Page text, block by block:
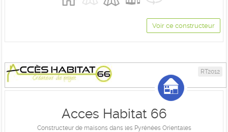
Voir ce constructeur
RT2012
Acces Habitat 66
Constructeur de maisons dans les Pyrénées Orientales